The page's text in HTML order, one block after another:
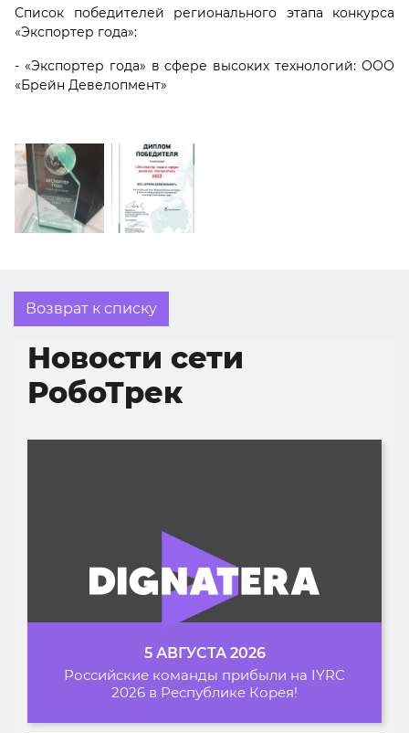
Список победителей регионального этапа конкурса
«Экспортер года»:
- «Экспортер года» в сфере высоких технологий: ООО
«Брейн Девелопмент»
Возврат к списку
Новости сети
РобоТрек
5 АВГУСТА 2026
Российские команды прибыли на IYRC
2026 в Республике Корея!